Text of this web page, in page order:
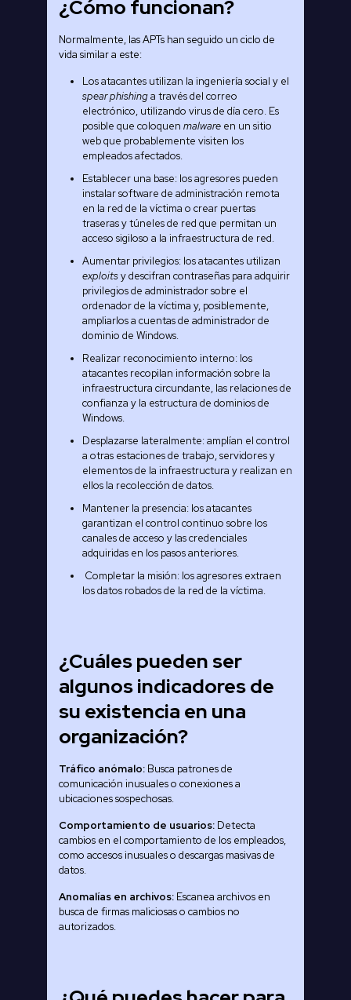
¿Cómo funcionan?
Normalmente, las APTs han seguido un ciclo de
vida similar a este:
Los atacantes utilizan la ingeniería social y el
spear phishinga través del correo
electrónico, utilizando virus de día cero. Es
posible que coloquen malware en un sitio
web que probablemente visiten los
empleados afectados.
Establecer una base: los agresores pueden
instalar software de administración remota
en la red de la víctima o crear puertas
traseras y túneles de red que permitan un
acceso sigiloso a la infraestructura de red.
Aumentar privilegios: los atacantes utilizan
exploitsy descifran contraseñas para adquirir
privilegios de administrador sobre el
ordenador de la víctima y, posiblemente,
ampliarlos a cuentas de administrador de
dominio de Windows.
Realizar reconocimiento interno: los
atacantes recopilan información sobre la
infraestructura circundante, las relaciones de
confianza y la estructura de dominios de
Windows.
Desplazarse lateralmente: amplían el control
a otras estaciones de trabajo, servidores y
elementos de la infraestructura y realizan en
ellos la recolección de datos.
Mantener la presencia: los atacantes
garantizan el control continuo sobre los
canales de acceso y las credenciales
adquiridas en los pasos anteriores.
Completar la misión: los agresores extraen
los datos robados de la red de la víctima.
¿Cuáles pueden ser
algunos indicadores de
su existencia en una
organización?
Tráfico anómalo: Busca patrones de
comunicación inusuales o conexiones a
ubicaciones sospechosas.
Comportamiento de usuarios: Detecta
cambios en el comportamiento de los empleados,
como accesos inusuales o descargas masivas de
datos.
Anomalías en archivos: Escanea archivos en
busca de firmas maliciosas o cambios no
autorizados.